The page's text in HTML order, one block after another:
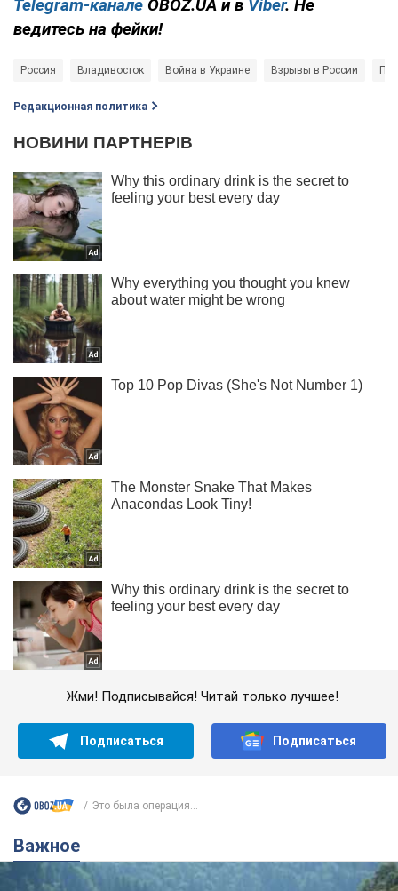
Telegram-канале OBOZ.UA и в Viber. Не
ведитесь на фейки!
Россия Владивосток Война в Украине Взрывы в России
Редакционная политика
Жми! Подписывайся! Читай только лучшее!
Подписаться Подписаться
Это была операция...
Важное